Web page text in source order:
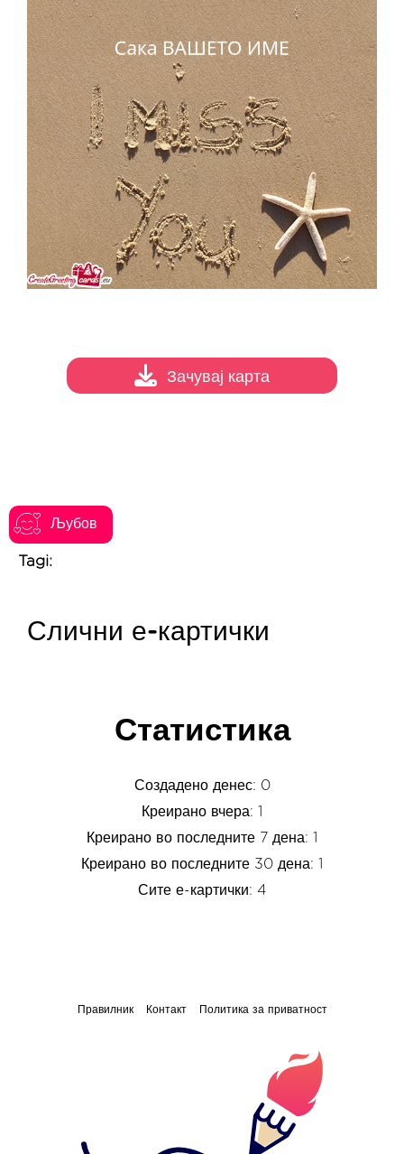
Љубов
Tagi:
Зачувај карта
Слични е-картички
Статистика
Создадено денес: 0
Креирано вчера: 1
Креирано во последните 7 дена: 1
Креирано во последните 30 дена: 1
Сите е-картички: 4
Правилник Контакт Политика за приватност